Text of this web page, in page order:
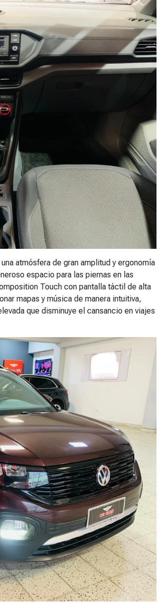
atmósfera de gran amplitud y ergonomía
espacio para las piernas en las
Touch con pantalla táctil de alta
mapas y música de manera intuitiva,
que disminuye el cansancio en viajes